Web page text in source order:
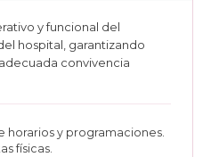
y funcional del
hospital, garantizando
convivencia
horarios y programaciones.
físicas.